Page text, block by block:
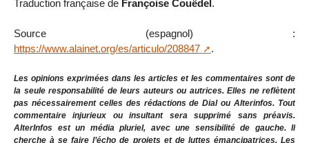
Traduction française de Françoise Couëdel .
Source (espagnol) :
https://www.alainet.org/es/articulo/208847
.
Les opinions exprimées dans les articles et les commentaires sont de
la seule responsabilité de leurs auteurs ou autrices. Elles ne reflètent
pas nécessairement celles des rédactions de Dial ou Alterinfos. Tout
commentaire injurieux ou insultant sera supprimé sans préavis.
AlterInfos est un média pluriel, avec une sensibilité de gauche. Il
cherche à se faire l’écho de projets et de luttes émancipatrices. Les